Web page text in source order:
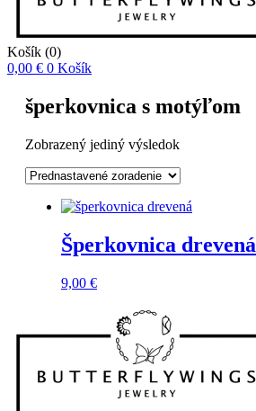
Košík (0)
0,00 € 0 Košík
šperkovnica s motýľom
Zobrazený jediný výsledok
Šperkovnica drevená
9,00 €